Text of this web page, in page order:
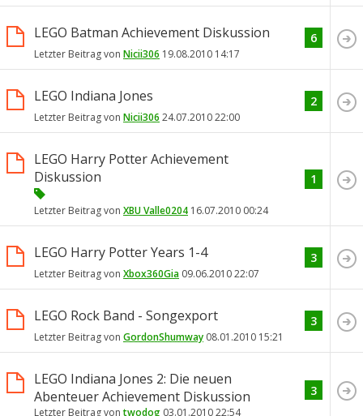
LEGO Batman Achievement Diskussion
Letzter Beitrag von Nicii306 19.08.2010 14:17
6
LEGO Indiana Jones
Letzter Beitrag von Nicii306 24.07.201022:00
2
LEGO Harry Potter Achievement
Diskussion
Letzter Beitrag von XBU Valle0204 16.07.2010 00:24
1
LEGO Harry Potter Years 1-4
Letzter Beitrag von Xbox360Gia 09.06.201022:07
3
LEGO Rock Band - Songexport
Letzter Beitrag von GordonShumway 08.01.2010 15:21
3
LEGO Indiana Jones 2: Die neuen
Abenteuer Achievement Diskussion
Letzter Beitrag vontwodog 03.01.201022:54
3